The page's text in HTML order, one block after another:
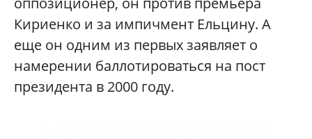
Кириенко и за импичмент Ельцину. А
еще он одним из первых заявляет о
намерении баллотироваться на пост
президента в 2000 году.